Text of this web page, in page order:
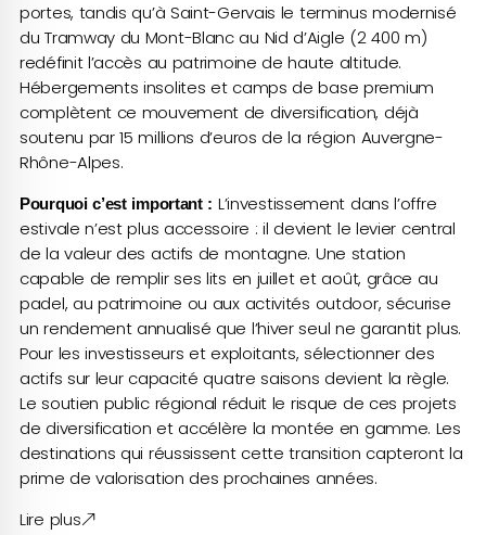
portes, tandis qu’à Saint-Gervais le terminus modernisé
du Tramway du Mont-Blanc au Nid d’Aigle (2 400 m)
redéfinit l’accès au patrimoine de haute altitude.
Hébergements insolites et camps de base premium
complètent ce mouvement de diversification, déjà
soutenu par 15 millions d’euros de la région Auvergne-
Rhône-Alpes.
Pourquoi c’est important : L’investissement dans l’offre
estivale n’est plus accessoire : il devient le levier central
de la valeur des actifs de montagne. Une station
capable de remplir ses lits en juillet et août, grâce au
padel, au patrimoine ou aux activités outdoor, sécurise
un rendement annualisé que l’hiver seul ne garantit plus.
Pour les investisseurs et exploitants, sélectionner des
actifs sur leur capacité quatre saisons devient la règle.
Le soutien public régional réduit le risque de ces projets
de diversification et accélère la montée en gamme. Les
destinations qui réussissent cette transition capteront la
prime de valorisation des prochaines années.
Lire plus